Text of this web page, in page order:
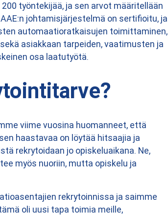
työntekijää, ja sen arvot määritellään
johtamisjärjestelmä on sertifioitu, ja
automaatioratkaisujen toimittaminen,
asiakkaan tarpeiden, vaatimusten ja
osa laatutyötä.
viime vuosina huomanneet, että
haastavaa on löytää hitsaajia ja
rekrytoidaan jo opiskeluaikana. Ne,
myös nuoriin, mutta opiskelu ja
rekrytoinnissa ja saimme
oli uusi tapa toimia meille,